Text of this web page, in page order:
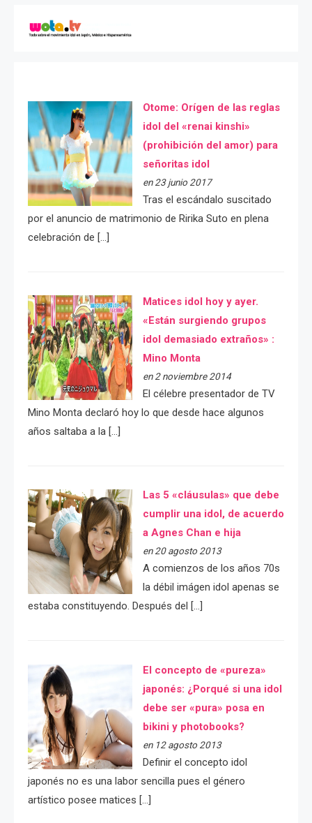
Otome: Orígen de las reglas
idol del «renai kinshi»
(prohibición del amor) para
señoritas idol
en 23 junio 2017
Tras el escándalo suscitado
por el anuncio de matrimonio de Ririka Suto en plena
celebración de […]
Matices idol hoy y ayer.
«Están surgiendo grupos
idol demasiado extraños» :
Mino Monta
en 2 noviembre 2014
El célebre presentador de TV
Mino Monta declaró hoy lo que desde hace algunos
años saltaba a la […]
Las 5 «cláusulas» que debe
cumplir una idol, de acuerdo
a Agnes Chan e hija
en 20 agosto 2013
A comienzos de los años 70s
la débil imágen idol apenas se
estaba constituyendo. Después del […]
El concepto de «pureza»
japonés: ¿Porqué si una idol
debe ser «pura» posa en
bikini y photobooks?
en 12 agosto 2013
Definir el concepto idol
japonés no es una labor sencilla pues el género
artístico posee matices […]